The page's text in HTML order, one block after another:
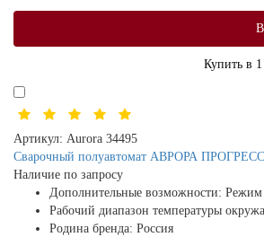
Купить в
Артикул: Aurora 34495
Сварочный полуавтомат АВРОРА
Наличие по запросу
Дополнительные возможности: Режим
Рабочий диапазон температуры
Родина бренда: Россия